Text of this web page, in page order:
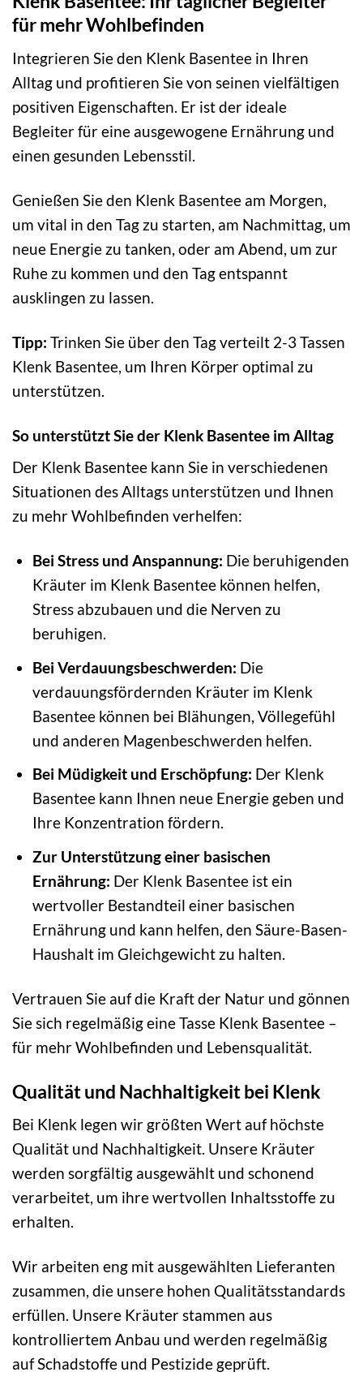
für mehr Wohlbefinden
Integrieren Sie den Klenk Basentee in Ihren
Alltag und profitieren Sie von seinen vielfältigen
positiven Eigenschaften. Er ist der ideale
Begleiter für eine ausgewogene Ernährung und
einen gesunden Lebensstil.
Genießen Sie den Klenk Basentee am Morgen,
um vital in den Tag zu starten, am Nachmittag, um
neue Energie zu tanken, oder am Abend, um zur
Ruhe zu kommen und den Tag entspannt
ausklingen zu lassen.
Tipp: Trinken Sie über den Tag verteilt 2-3 Tassen
Klenk Basentee, um Ihren Körper optimal zu
unterstützen.
So unterstützt Sie der Klenk Basentee im Alltag
Der Klenk Basentee kann Sie in verschiedenen
Situationen des Alltags unterstützen und Ihnen
zu mehr Wohlbefinden verhelfen:
Bei Stress und Anspannung: Die beruhigenden
Kräuter im Klenk Basentee können helfen,
Stress abzubauen und die Nerven zu
beruhigen.
Bei Verdauungsbeschwerden: Die
verdauungsfördernden Kräuter im Klenk
Basentee können bei Blähungen, Völlegefühl
und anderen Magenbeschwerden helfen.
Bei Müdigkeit und Erschöpfung: Der Klenk
Basentee kann Ihnen neue Energie geben und
Ihre Konzentration fördern.
Zur Unterstützung einer basischen
Ernährung: Der Klenk Basentee ist ein
wertvoller Bestandteil einer basischen
Ernährung und kann helfen, den Säure-Basen-
Haushalt im Gleichgewicht zu halten.
Vertrauen Sie auf die Kraft der Natur und gönnen
Sie sich regelmäßig eine Tasse Klenk Basentee –
für mehr Wohlbefinden und Lebensqualität.
Qualität und Nachhaltigkeit bei Klenk
Bei Klenk legen wir größten Wert auf höchste
Qualität und Nachhaltigkeit. Unsere Kräuter
werden sorgfältig ausgewählt und schonend
verarbeitet, um ihre wertvollen Inhaltsstoffe zu
erhalten.
Wir arbeiten eng mit ausgewählten Lieferanten
zusammen, die unsere hohen Qualitätsstandards
erfüllen. Unsere Kräuter stammen aus
kontrolliertem Anbau und werden regelmäßig
auf Schadstoffe und Pestizide geprüft.